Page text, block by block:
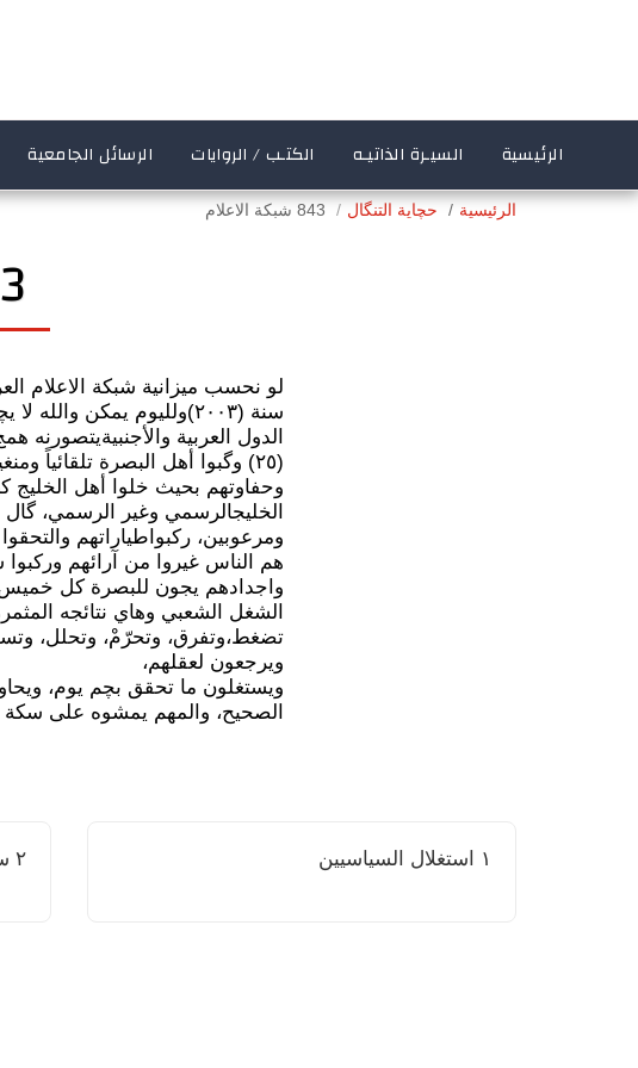
الرئيسية السيـرة الذاتيـه الكتـب / الروايات الرسائل الجامعية
الرئيسية حچاية التنگال 843 شبكة الاعلام
لو نحسب ميزانية شبكة الاعلام
الدول العربية
(٢٥) وگبوا أهل البصرة تلقائياً
وحفاوتهم بحيث خلوا أهل الخليج
الخليجالرسمي وغير الرسمي،
ومرعوبين، ركبواطياراتهم
هم الناس غيروا من آرائهم وركبوا
واجدادهم يجون للبصرة كل خميس
الشغل الشعبي وهاي نتائجه
تضغط،وتفرق، وتحرّمْ، وتحلل،
ويرجعون لعقلهم،
ويستغلون ما تحقق بچم يوم،
الصحيح، والمهم يمشوه على سكة
١ استغلال السياسيين ٢ سرعة موافقة